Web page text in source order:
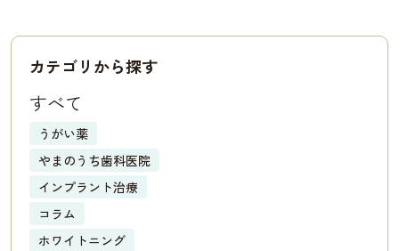
カテゴリから探す
すべて
うがい薬
やまのうち歯科医院
インプラント治療
コラム
ホワイトニング